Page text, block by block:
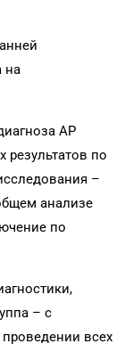
на
АР
результатов по
–
анализе
по
– с
всех